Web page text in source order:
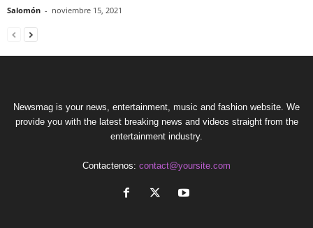
Salomón - noviembre 15, 2021
Newsmag is your news, entertainment, music and fashion website. We
provide you with the latest breaking news and videos straight from the
entertainment industry.
Contactenos: contact@yoursite.com